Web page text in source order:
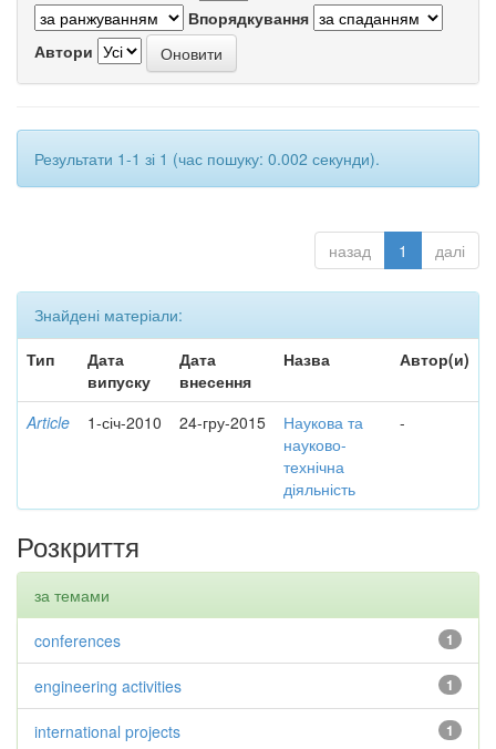
Впорядкування
Автори
Результати 1-1 зі 1 (час пошуку: 0.002 секунди).
назад 1 далі
Знайдені матеріали:
Тип
Дата
випуску
Дата
внесення
Назва Автор(и)
Article 1-січ-2010 24-гру-2015
Наукова та
науково-
технічна
діяльність
-
Розкриття
за темами
1
conferences
1
engineering activities
1
international projects